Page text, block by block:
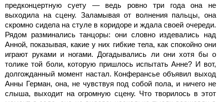
предконцертную суету — ведь ровно три года она не
выходила на сцену. Заламывая от волнения пальцы, она
скромно сидела на стуле в коридоре и ждала своей очереди.
Рядом разминались танцоры: они словно издевались над
Анной, показывая, какие у них гибкие тела, как спокойно они
играют руками и ногами. Догадывались ли они хотя бы о
толике той боли, которую пришлось испытать Анне? И вот,
долгожданный момент настал. Конферансье объявил выход
Анны Герман, она, не чувствуя под собой пола, и ничего не
слыша, выходит на огромную сцену. Что творилось в этот